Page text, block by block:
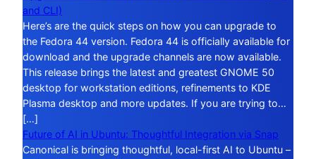
and CLI)
Here’s are the quick steps on how you can upgrade to
the Fedora 44 version. Fedora 44 is officially available for
download and the upgrade channels are now available.
This release brings the latest and greatest GNOME 50
desktop for workstation editions, refinements to KDE
Plasma desktop and more updates. If you are trying to…
[…]
Future of AI in Ubuntu: Thoughtful Integration via Snap
Canonical is bringing thoughtful, local-first AI to Ubuntu –